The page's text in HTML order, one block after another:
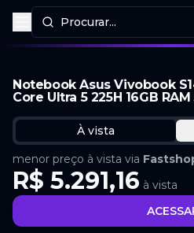
Procurar...
Procurar produtos
Notebook Asus Vivobook
Core Ultra 5 225H 16GB
À vista
menor preço à vista via
R$ 5.291,16 à vista